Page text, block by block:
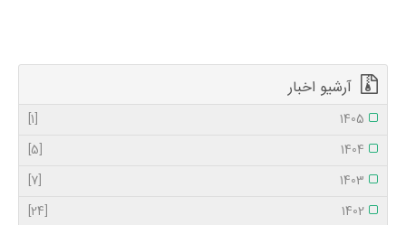
آرشیو اخبار
1405
[1]
1404
[5]
1403
[7]
1402
[24]